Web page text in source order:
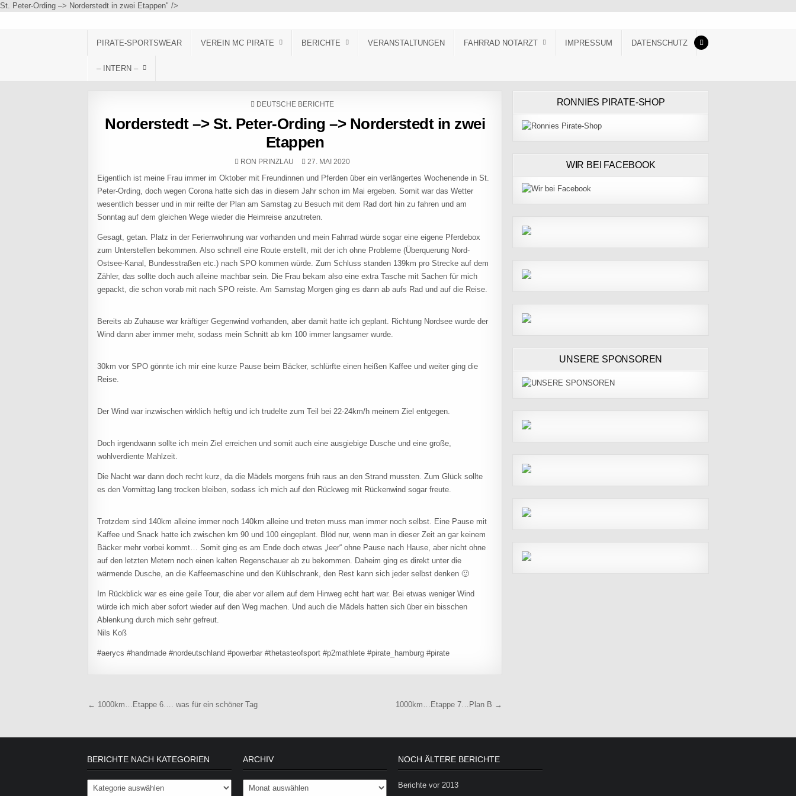
St. Peter-Ording –> Norderstedt in zwei Etappen" />
PIRATE-SPORTSWEAR VEREIN MC PIRATE BERICHTE VERANSTALTUNGEN FAHRRAD NOTARZT IMPRESSUM DATENSCHUTZ
– INTERN –
POSTED IN
DEUTSCHE BERICHTE
Norderstedt –> St. Peter-Ording –> Norderstedt in zwei
Etappen
AUTHOR:
RON PRINZLAU PUBLISHED DATE:
27. MAI 2020
Eigentlich ist meine Frau immer im Oktober mit Freundinnen und Pferden über ein verlängertes Wochenende in St.
Peter-Ording, doch wegen Corona hatte sich das in diesem Jahr schon im Mai ergeben. Somit war das Wetter
wesentlich besser und in mir reifte der Plan am Samstag zu Besuch mit dem Rad dort hin zu fahren und am
Sonntag auf dem gleichen Wege wieder die Heimreise anzutreten.
Gesagt, getan. Platz in der Ferienwohnung war vorhanden und mein Fahrrad würde sogar eine eigene Pferdebox
zum Unterstellen bekommen. Also schnell eine Route erstellt, mit der ich ohne Probleme (Überquerung Nord-
Ostsee-Kanal, Bundesstraßen etc.) nach SPO kommen würde. Zum Schluss standen 139km pro Strecke auf dem
Zähler, das sollte doch auch alleine machbar sein. Die Frau bekam also eine extra Tasche mit Sachen für mich
gepackt, die schon vorab mit nach SPO reiste. Am Samstag Morgen ging es dann ab aufs Rad und auf die Reise.
Bereits ab Zuhause war kräftiger Gegenwind vorhanden, aber damit hatte ich geplant. Richtung Nordsee wurde der
Wind dann aber immer mehr, sodass mein Schnitt ab km 100 immer langsamer wurde.
30km vor SPO gönnte ich mir eine kurze Pause beim Bäcker, schlürfte einen heißen Kaffee und weiter ging die
Reise.
Der Wind war inzwischen wirklich heftig und ich trudelte zum Teil bei 22-24km/h meinem Ziel entgegen.
Doch irgendwann sollte ich mein Ziel erreichen und somit auch eine ausgiebige Dusche und eine große,
wohlverdiente Mahlzeit.
Die Nacht war dann doch recht kurz, da die Mädels morgens früh raus an den Strand mussten. Zum Glück sollte
es den Vormittag lang trocken bleiben, sodass ich mich auf den Rückweg mit Rückenwind sogar freute.
Trotzdem sind 140km alleine immer noch 140km alleine und treten muss man immer noch selbst. Eine Pause mit
Kaffee und Snack hatte ich zwischen km 90 und 100 eingeplant. Blöd nur, wenn man in dieser Zeit an gar keinem
Bäcker mehr vorbei kommt… Somit ging es am Ende doch etwas „leer“ ohne Pause nach Hause, aber nicht ohne
auf den letzten Metern noch einen kalten Regenschauer ab zu bekommen. Daheim ging es direkt unter die
wärmende Dusche, an die Kaffeemaschine und den Kühlschrank, den Rest kann sich jeder selbst denken 🙂
Im Rückblick war es eine geile Tour, die aber vor allem auf dem Hinweg echt hart war. Bei etwas weniger Wind
würde ich mich aber sofort wieder auf den Weg machen. Und auch die Mädels hatten sich über ein bisschen
Ablenkung durch mich sehr gefreut.
Nils Koß
#aerycs #handmade #nordeutschland #powerbar #thetasteofsport #p2mathlete #pirate_hamburg #pirate
Beitragsnavigation
← 1000km…Etappe 6…. was für ein schöner Tag 1000km…Etappe 7…Plan B →
RONNIES PIRATE-SHOP
WIR BEI FACEBOOK
UNSERE SPONSOREN
BERICHTE NACH KATEGORIEN
Berichte nach Kategorien
ARCHIV
Archiv
NOCH ÄLTERE BERICHTE
Berichte vor 2013